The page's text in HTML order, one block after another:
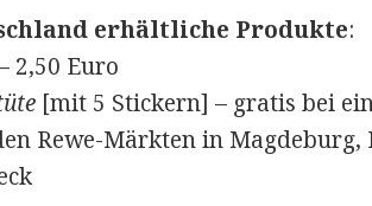
erhältliche Produkte:
2,50 Euro
[mit 5 Stickern] – gratis bei
Rewe-Märkten in Magdeburg,